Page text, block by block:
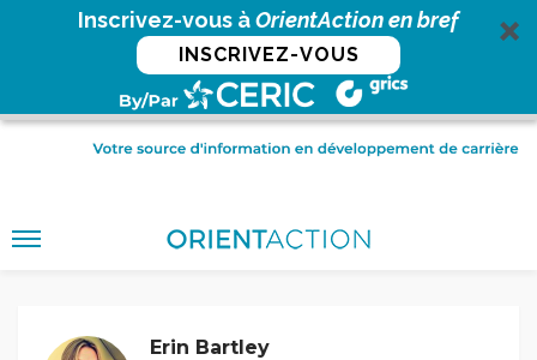
Inscrivez-vous àOrientAction en bref
INSCRIVEZ-VOUS
Erin Bartley